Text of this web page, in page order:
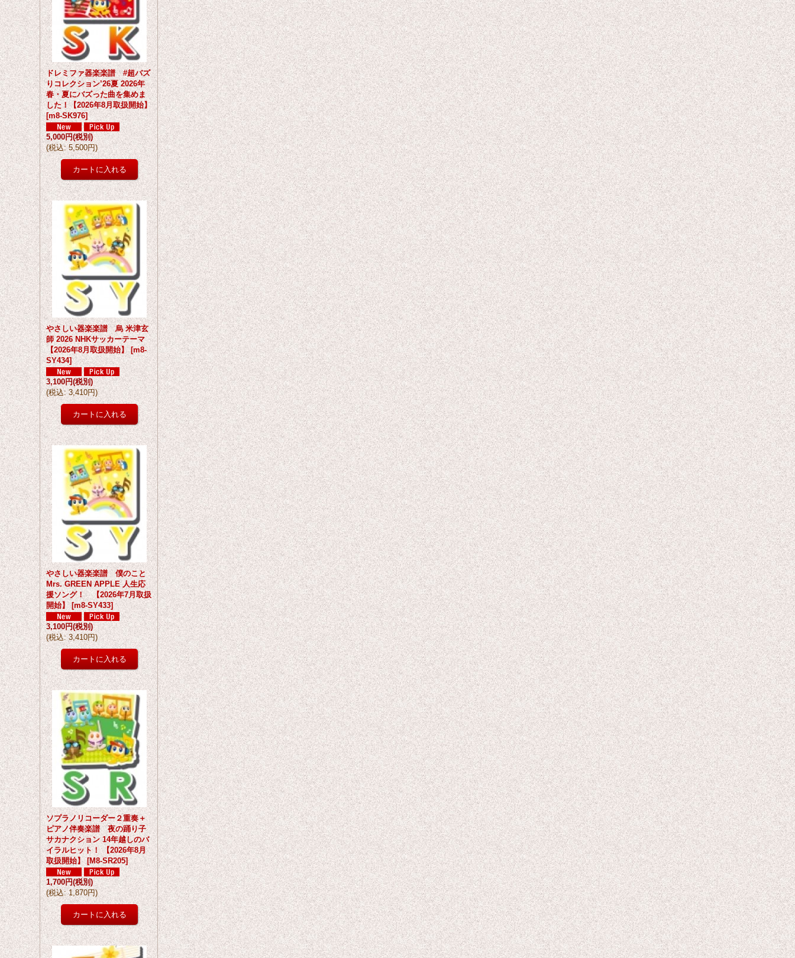
ドレミファ器楽楽譜 #超バズ
りコレクション’26夏 2026年
春・夏にバズった曲を集めま
した！【2026年8月取扱開始】
[m8-SK976]
5,000円(税別)
(税込: 5,500円)
やさしい器楽楽譜 烏 米津玄
師 2026 NHKサッカーテーマ
【2026年8月取扱開始】 [m8-
SY434]
3,100円(税別)
(税込: 3,410円)
やさしい器楽楽譜 僕のこと
Mrs. GREEN APPLE 人生応
援ソング！ 【2026年7月取扱
開始】 [m8-SY433]
3,100円(税別)
(税込: 3,410円)
ソプラノリコーダー２重奏＋
ピアノ伴奏楽譜 夜の踊り子
サカナクション 14年越しのバ
イラルヒット！ 【2026年8月
取扱開始】 [M8-SR205]
1,700円(税別)
(税込: 1,870円)